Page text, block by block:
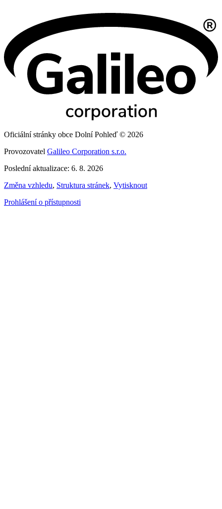
Oficiální stránky obce Dolní Pohleď © 2026
Provozovatel Galileo Corporation s.r.o.
Poslední aktualizace: 6. 8. 2026
Změna vzhledu, Struktura stránek, Vytisknout
Prohlášení o přístupnosti